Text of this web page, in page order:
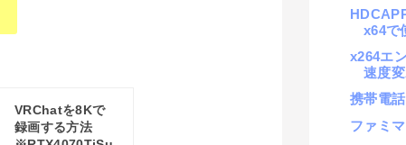
VRChatを8Kで
録画する方法
x64で
x264エ
速度
携帯電話
ファミマ